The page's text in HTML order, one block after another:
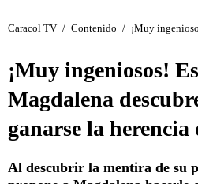
Caracol TV / Contenido / ¡Muy
¡Muy ingeniosos!
Magdalena
ganarse la herencia
Al descubrir la mentira de su